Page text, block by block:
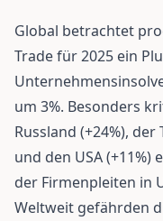
Global betrachtet
Trade für 2025 ein
um 3%. Besonders
Russland (+24%), der
und den USA
der Firmenpleiten in
Weltweit gefährden